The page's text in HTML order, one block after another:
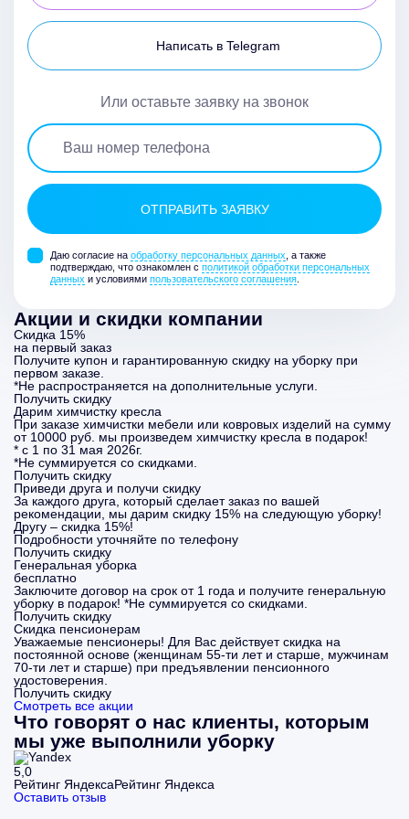
Написать в Telegram
Или оставьте заявку на звонок
Даю согласие на обработку персональных данных , а также
подтверждаю, что ознакомлен с политикой обработки персональных
данных и условиями пользовательского соглашения
Акции и скидки компании
Скидка 15%
на первый заказ
Получите купон и гарантированную скидку на уборку при
первом заказе.
*Не распространяется на дополнительные услуги.
Получить скидку
Дарим химчистку кресла
При заказе химчистки мебели или ковровых изделий на сумму
от 10000 руб. мы произведем химчистку кресла в подарок!
* с 1 по 31 мая 2026г.
*Не суммируется со скидками.
Получить скидку
Приведи друга и получи скидку
За каждого друга, который сделает заказ по вашей
рекомендации, мы дарим скидку 15% на следующую уборку!
Другу – скидка 15%!
Подробности уточняйте по телефону
Получить скидку
Генеральная уборка
бесплатно
Заключите договор на срок от 1 года и получите генеральную
уборку в подарок! *Не суммируется со скидками.
Получить скидку
Скидка пенсионерам
Уважаемые пенсионеры! Для Вас действует скидка на
постоянной основе (женщинам 55-ти лет и старше, мужчинам
70-ти лет и старше) при предъявлении пенсионного
удостоверения.
Получить скидку
Смотреть все акции
Что говорят о нас клиенты, которым
мы уже выполнили уборку
5,0
Рейтинг ЯндексаРейтинг Яндекса
Оставить отзыв